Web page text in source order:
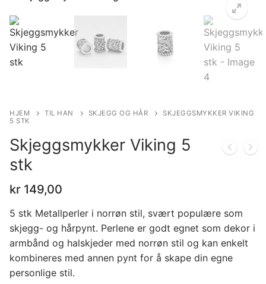
HJEM TIL HAN SKJEGG OG HÅR
SKJEGGSMYKKER VIKING
5 STK
Skjeggsmykker Viking 5
stk
kr 149,00
5 stk Metallperler i norrøn stil, svært populære som
skjegg- og hårpynt. Perlene er godt egnet som dekor i
armbånd og halskjeder med norrøn stil og kan enkelt
kombineres med annen pynt for å skape din egne
personlige stil.